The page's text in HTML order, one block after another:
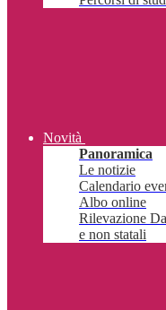
Novità
Panoramica
Le notizie
Calendario
Albo online
Rilevazione
e non statali